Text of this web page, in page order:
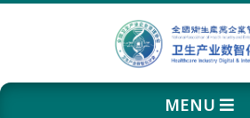
卫
Primary
MENU